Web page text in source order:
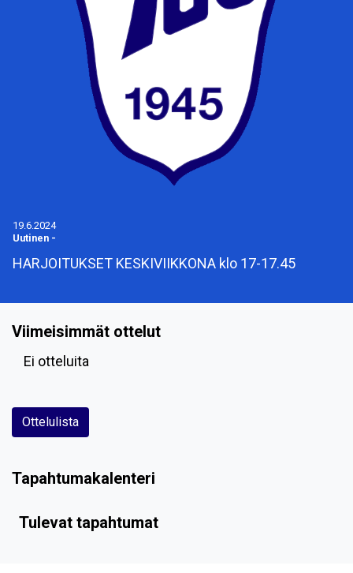
19.6.2024
Uutinen -
HARJOITUKSET KESKIVIIKKONA klo 17-17.45
Viimeisimmät ottelut
Ei otteluita
Ottelulista
Tapahtumakalenteri
Tulevat tapahtumat